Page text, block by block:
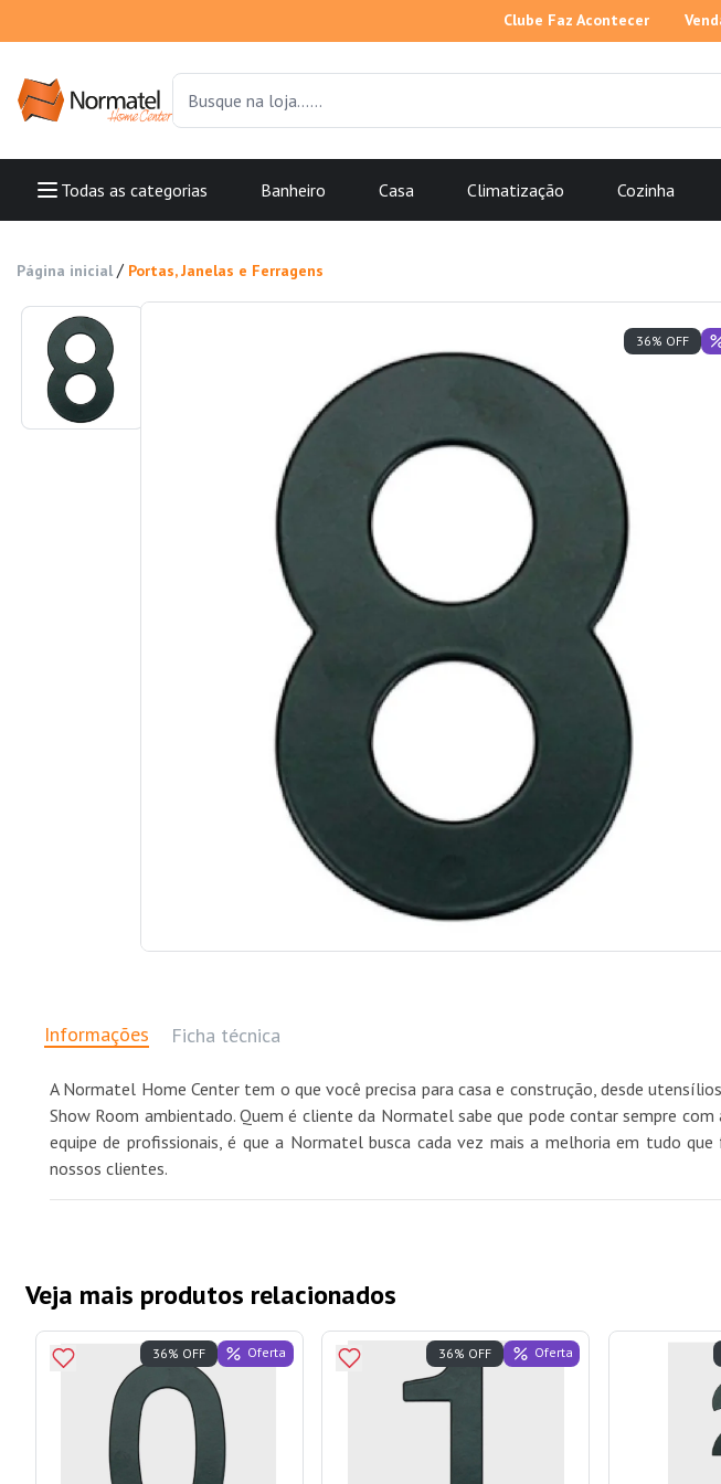
Clube Faz Acontecer
Todas as categorias Banheiro Casa Climatização Cozinha
Página inicial / Portas, Janelas e Ferragens
36% OFF
Informações Ficha técnica
A Normatel Home Center tem o que você precisa para casa e construção, desde
Show Room ambientado. Quem é cliente da Normatel sabe que pode contar sempre
equipe de profissionais, é que a Normatel busca cada vez mais a melhoria em tudo
nossos clientes.
Veja mais produtos relacionados
36% OFF Oferta 36% OFF Oferta